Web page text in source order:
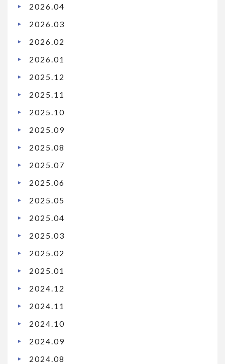
2026.04
2026.03
2026.02
2026.01
2025.12
2025.11
2025.10
2025.09
2025.08
2025.07
2025.06
2025.05
2025.04
2025.03
2025.02
2025.01
2024.12
2024.11
2024.10
2024.09
2024.08